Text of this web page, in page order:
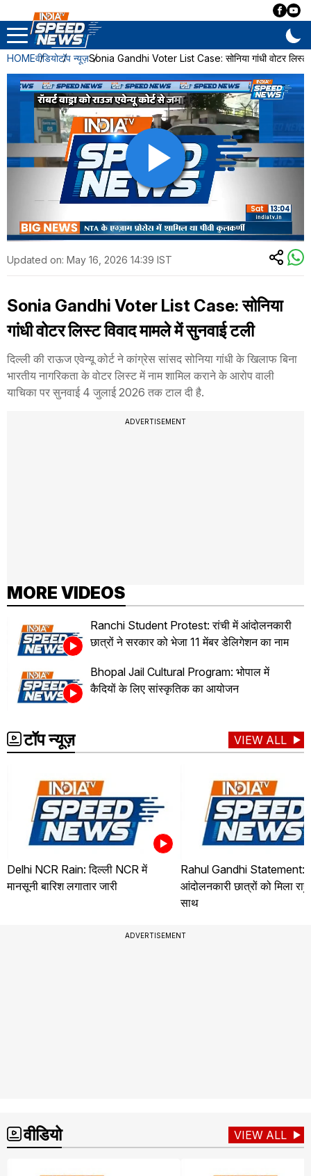
HOMEवीडियोटॉप न्यूज़Sonia Gandhi Voter List Case: सोनिया गांधी वोटर लिस्ट
Updated on: May 16, 2026 14:39 IST
Sonia Gandhi Voter List Case: सोनिया
गांधी वोटर लिस्ट विवाद मामले में सुनवाई टली
दिल्ली की राऊज एवेन्यू कोर्ट ने कांग्रेस सांसद सोनिया गांधी के खिलाफ बिना
भारतीय नागरिकता के वोटर लिस्ट में नाम शामिल कराने के आरोप वाली
याचिका पर सुनवाई 4 जुलाई 2026 तक टाल दी है.
ADVERTISEMENT
MORE VIDEOS
Ranchi Student Protest: रांची में आंदोलनकारी
छात्रों ने सरकार को भेजा 11 मेंबर डेलिगेशन का नाम
Bhopal Jail Cultural Program: भोपाल में
कैदियों के लिए सांस्कृतिक का आयोजन
टॉप न्यूज़ VIEW ALL
Delhi NCR Rain: दिल्ली NCR में
मानसूनी बारिश लगातार जारी
Rahul Gandhi Statement:
आंदोलनकारी छात्रों को मिला
साथ
ADVERTISEMENT
वीडियो VIEW ALL